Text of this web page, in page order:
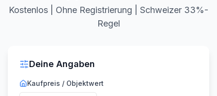
Kostenlos | Ohne Registrierung | Schweizer 33%-
Regel
Deine Angaben
Kaufpreis / Objektwert